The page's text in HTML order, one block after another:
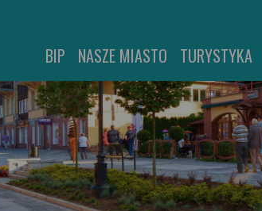
BIP NASZE MIASTO TURYSTYKA